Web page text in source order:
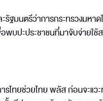
ฐมนตรีว่าการกระทรวงมหา
บปะประชาชนที่มาจับจ่ายใช้ส
รไทยช่วยไทย พลัส ก่อนจะแว